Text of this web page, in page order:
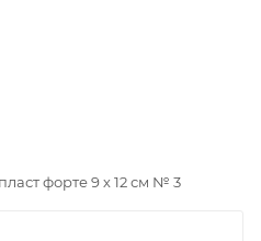
форте 9 х 12 см № 3